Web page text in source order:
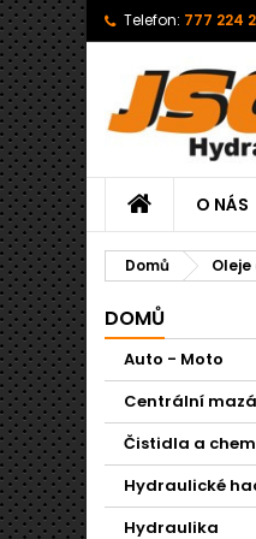
Telefon: 777 224
O NÁS
Domů
DOMŮ
Auto - Moto
Centrální
Čistidla a
Hydraulické
Hydraulika